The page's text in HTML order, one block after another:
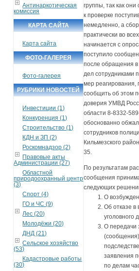
Антинаркотическая
комиссия
КАРТА САЙТА
Карта сайта
ФОТО-ГАЛЕРЕЯ
Фото-галерея
РУБРИКИ НОВОСТЕЙ
Инвестиции (1)
Конкуренция (1)
Строительство (1)
КДН и ЗП (2)
Роскомнадзор (2)
Правовые акты
Администрации (27)
Областной
природоохранный центр
(3)
Спорт (4)
ГО и ЧС (9)
Лес (20)
Молодёжи (20)
ДНД (21)
Сельское хозяйство
(53)
Кадастровые работы
(30)
группы, так как
к проверке
немедленно, а
практически во
начинается с
поступило
после обращения в
дел сотрудниками
мер реагирования,
сообщить об этом
доверия УМВД
области 8-8332-
обоснованно
сотрудников
Кильмезского
35.
По результатам
сообщения
следующих
О
Об отказе в
уголовного
О передачи
заявления
по делам